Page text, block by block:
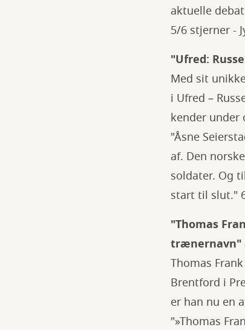
aktuelle
5/6 stjerner -
"Ufred:
Med sit
i Ufred –
kender under
"Åsne
af. Den
soldater. Og
start til slut."
"Thomas
trænernavn"
Thomas
Brentford i
er han nu en
"»Thomas